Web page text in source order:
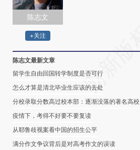
陈志文
+关注
陈志文最新文章
留学生自由回国转学制度是否可行
怎么才算是清北毕业生应该的去处
分校录取分数高过校本部：逐渐没落的著名高校
疫情下，考得不好要不要复读
从耶鲁歧视案看中国的招生公平
满分作文争议背后是对高考作文的误读